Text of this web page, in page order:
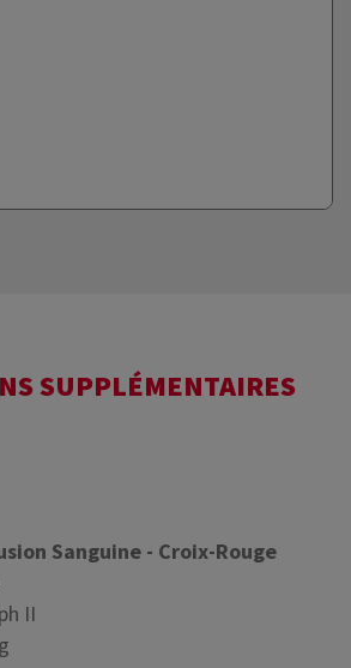
SUPPLÉMENTAIRES
Sanguine - Croix-Rouge
II